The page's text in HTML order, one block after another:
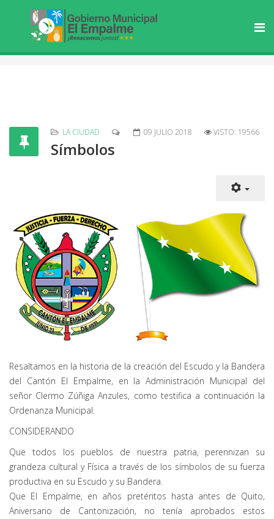
LA CIUDAD 09 JULIO 2018 VISTO: 19566
Símbolos
Resaltamos en la historia de la creación del Escudo y la Bandera
del Cantón El Empalme, en la Administración Municipal del
señor Clermo Zúñiga Anzules, como testifica a continuación la
Ordenanza Municipal.
CONSIDERANDO
Que todos los pueblos de nuestra patria, perennizan su
grandeza cultural y Física a través de los símbolos de su fuerza
productiva en su Escudo y su Bandera.
Que El Empalme, en años pretéritos hasta antes de Quito,
Aniversario de Cantonización, no tenía aprobados estos